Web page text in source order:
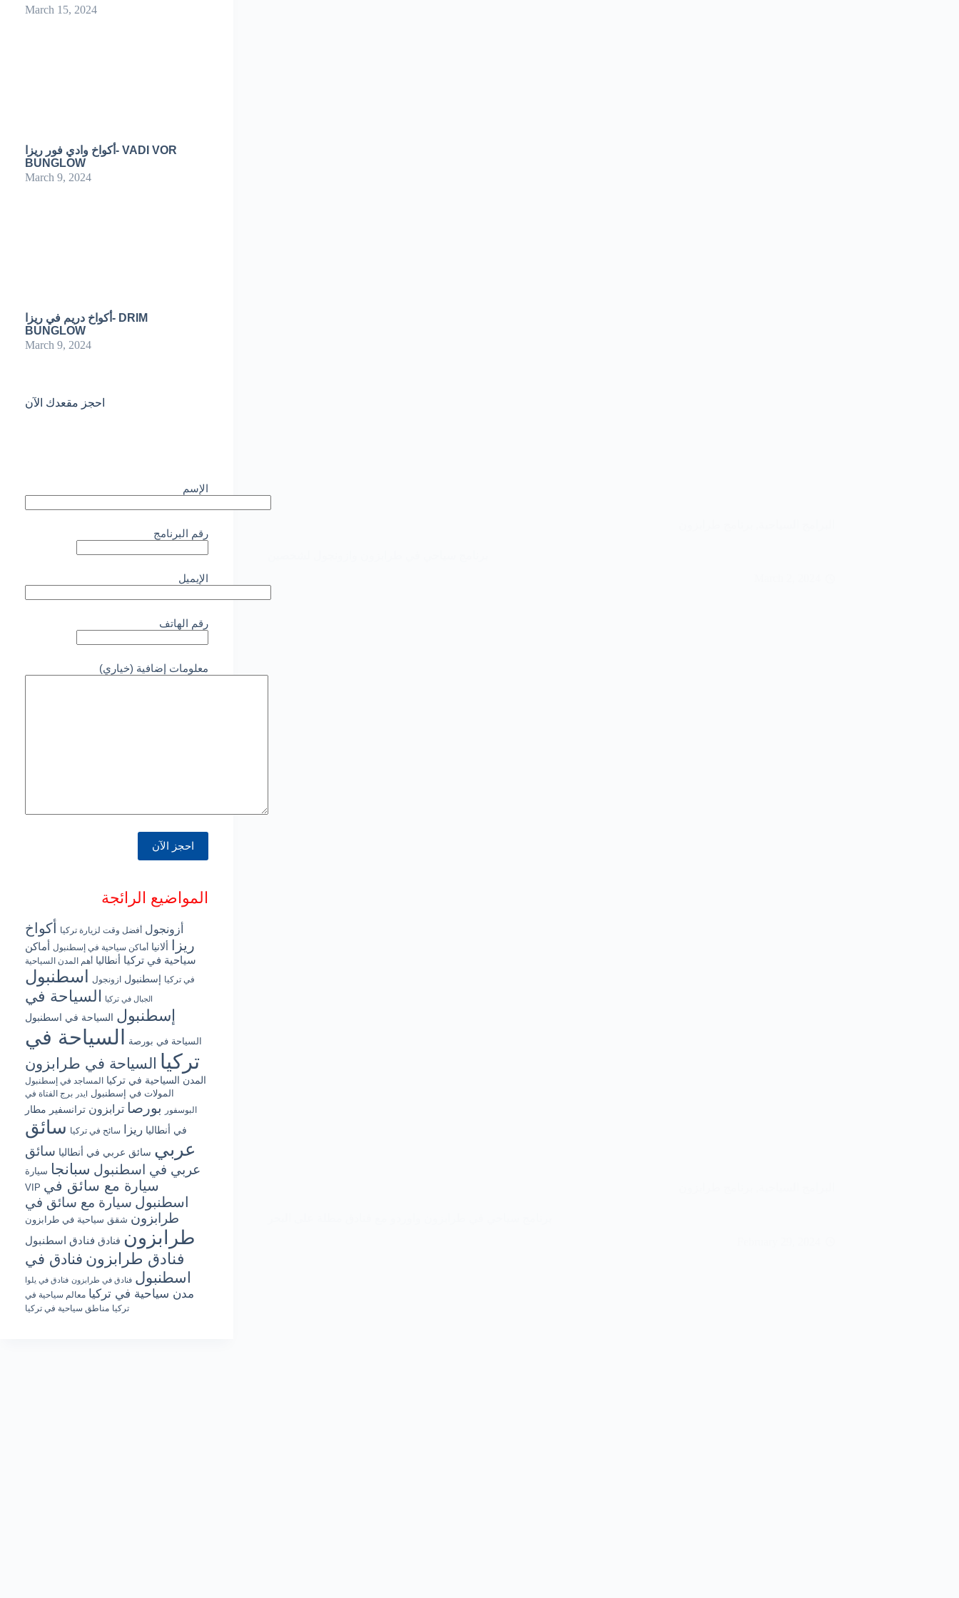
March 15, 2024
أكواخ وادي فور ريزا- VADI VOR
BUNGLOW
March 9, 2024
أكواخ دريم في ريزا- DRIM
BUNGLOW
March 9, 2024
احجز مقعدك الآن
الإسم
رقم البرنامج
الإيميل
رقم الهاتف
معلومات إضافية (خياري)
المواضيع الرائجة
أزونجول أفضل وقت لزيارة تركيا أكواخ
ريزا ألانيا أماكن سياحية في إسطنبول أماكن
سياحية في تركيا أنطاليا أهم المدن السياحية
في تركيا إسطنبول ازونجول اسطنبول
الجبال في تركيا السياحة في
إسطنبول السياحة في اسطنبول
السياحة في بورصة السياحة في
تركيا السياحة في طرابزون
المدن السياحية في تركيا المساجد في إسطنبول
المولات في إسطنبول ايدر برج الفتاة في
البوسفور
بورصا ترابزون ترانسفير مطار
في أنطاليا ريزا سائح في تركيا سائق
عربي سائق عربي في أنطاليا سائق
عربي في اسطنبول سبانجا سيارة
VIP سيارة مع سائق في
اسطنبول سيارة مع سائق في
طرابزون شقق سياحية في طرابزون
طرابزون فنادق فنادق اسطنبول
فنادق طرابزون فنادق في
اسطنبول فنادق في طرابزون فنادق في يلوا
مدن سياحية في تركيا معالم سياحية في
تركيا مناطق سياحية في تركيا